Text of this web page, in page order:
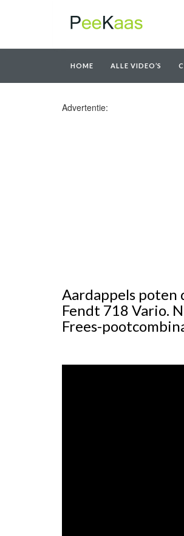
HOME ALLE VIDEO’S
Advertentie:
Aardappels poten
Fendt 718 Vario.
Frees-